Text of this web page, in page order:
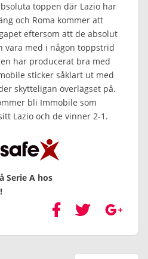
toppen där Lazio har
och Roma kommer att
eftersom att de absolut
vara med i någon toppstrid
har producerat bra med
sticker såklart ut med
skytteligan överlägset på.
bli Immobile som
Lazio och de vinner 2-1.
Serie A hos